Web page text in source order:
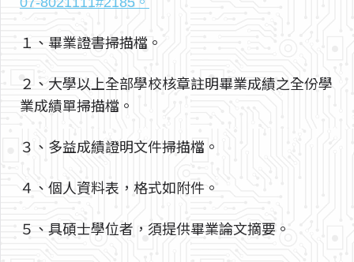
１、畢業證書掃描檔。
２、大學以上全部學校核章註明畢業成績之全份學
業成績單掃描檔。
３、多益成績證明文件掃描檔。
４、個人資料表，格式如附件。
５、具碩士學位者，須提供畢業論文摘要。